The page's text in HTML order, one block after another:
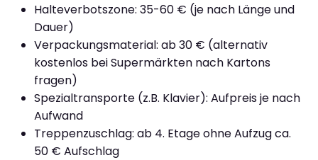
Halteverbotszone: 35-60 € (je nach Länge und
Dauer)
Verpackungsmaterial: ab 30 € (alternativ
kostenlos bei Supermärkten nach Kartons
fragen)
Spezialtransporte (z.B. Klavier): Aufpreis je nach
Aufwand
Treppenzuschlag: ab 4. Etage ohne Aufzug ca.
50 € Aufschlag